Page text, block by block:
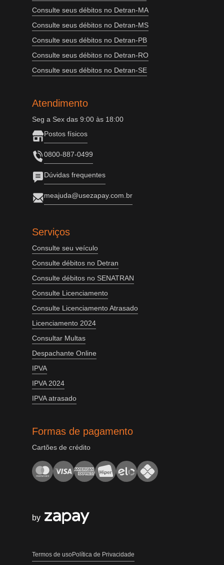
Consulte seus débitos no Detran-MA
Consulte seus débitos no Detran-MS
Consulte seus débitos no Detran-PB
Consulte seus débitos no Detran-RO
Consulte seus débitos no Detran-SE
Atendimento
Seg a Sex das 9:00 às 18:00
Postos físicos
0800-887-0499
Dúvidas frequentes
meajuda@usezapay.com.br
Serviços
Consulte seu veículo
Consulte débitos no Detran
Consulte débitos no SENATRAN
Consulte Licenciamento
Consulte Licenciamento Atrasado
Licenciamento 2024
Consultar Multas
Despachante Online
IPVA
IPVA 2024
IPVA atrasado
Formas de pagamento
Cartões de crédito
by
Termos de usoPolítica de Privacidade